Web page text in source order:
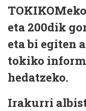
eta 200dik
eta bi egiten
tokiko
hedatzeko.
Irakurri